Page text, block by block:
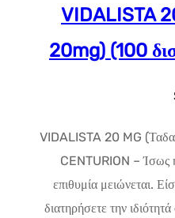
VIDALISTA
20mg) (100
VIDALISTA 20 MG
CENTURION – Ίσως
επιθυμία μειώνεται.
διατηρήσετε την